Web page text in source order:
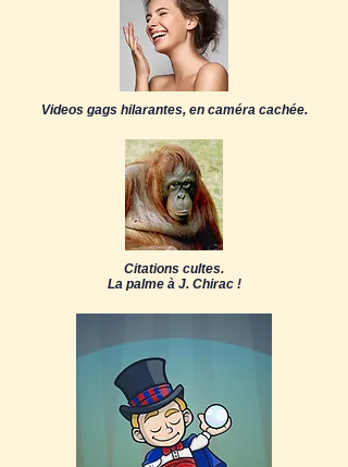
Videos gags hilarantes, en caméra cachée.
Citations cultes.
La palme à J. Chirac !